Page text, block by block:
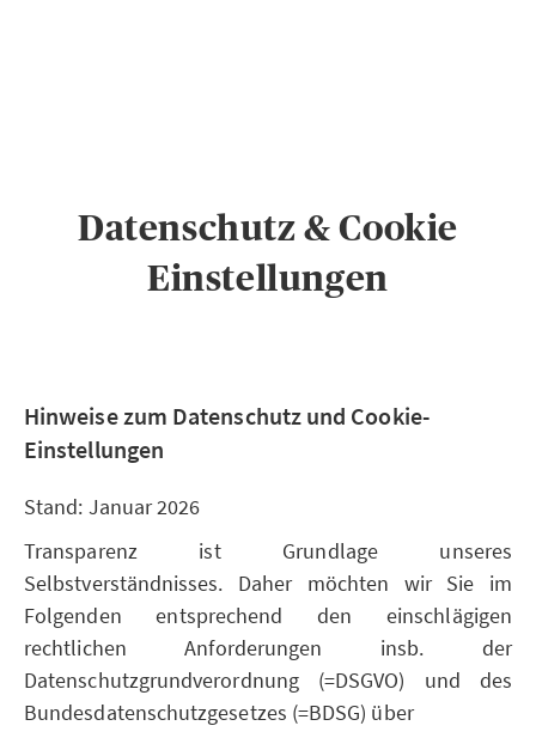
Datenschutz & Cookie
Einstellungen
Hinweise zum Datenschutz und Cookie-
Einstellungen
Stand: Januar 2026
Transparenz ist Grundlage unseres
Selbstverständnisses. Daher möchten wir Sie im
Folgenden entsprechend den einschlägigen
rechtlichen Anforderungen insb. der
Datenschutzgrundverordnung (=DSGVO) und des
Bundesdatenschutzgesetzes (=BDSG) über